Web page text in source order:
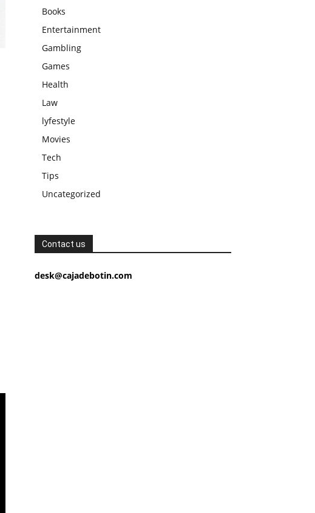
Books
Entertainment
Gambling
Games
Health
Law
lyfestyle
Movies
Tech
Tips
Uncategorized
Contact us
desk@cajadebotin.com